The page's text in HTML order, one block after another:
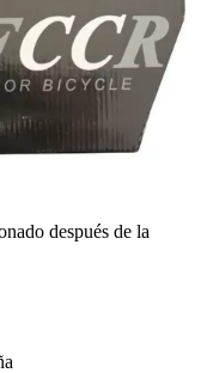
después de la